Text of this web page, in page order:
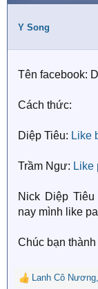
c
i
n
Y Song
Tên facebook:
Cách thức:
Diệp Tiêu: Like
Trầm Ngư: Like
Nick Diệp
nay mình like
Chúc bạn
R
Lanh Cô Nương,